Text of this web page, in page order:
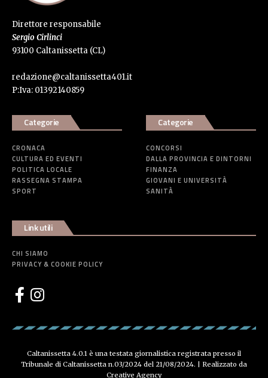
Direttore responsabile
Sergio Cirlinci
93100 Caltanissetta (CL)
redazione@caltanissetta401.it
P:Iva: 01392140859
Categorie
CRONACA
CULTURA ED EVENTI
POLITICA LOCALE
RASSEGNA STAMPA
SPORT
Categorie
CONCORSI
DALLA PROVINCIA E DINTORNI
FINANZA
GIOVANI E UNIVERSITÀ
SANITÀ
Link utili
CHI SIAMO
PRIVACY & COOKIE POLICY
Caltanissetta 4.0.1 è una testata giornalistica registrata presso il
Tribunale di Caltanissetta n.03/2024 del 21/08/2024. | Realizzato da
Creative Agency